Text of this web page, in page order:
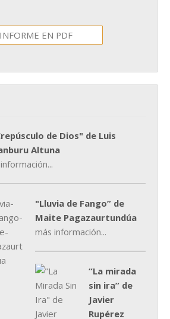
INFORME EN PDF
de Dios" de Luis
Altuna
"Lluvia de Fango” de
Maite Pagazaurtundúa
más información...
“La mirada
sin ira” de
Javier
Rupérez